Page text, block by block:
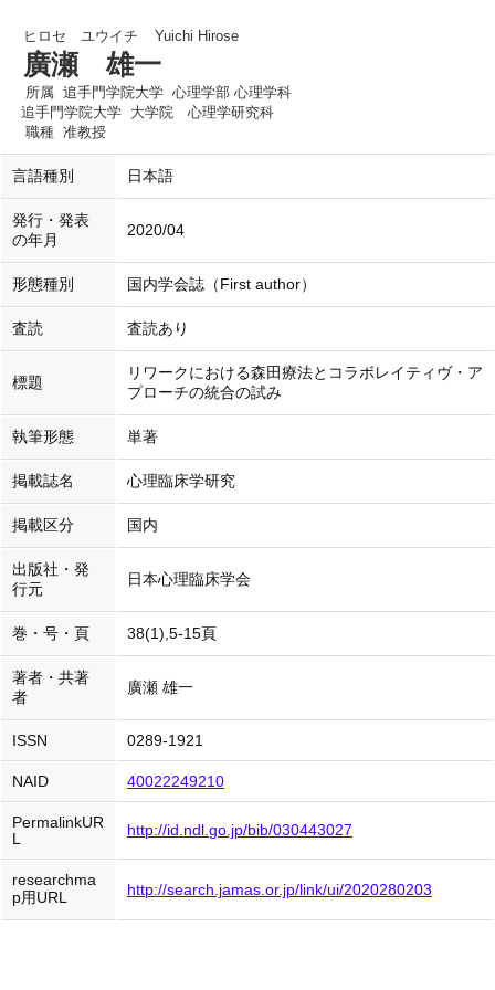
ヒロセ ユウイチ Yuichi Hirose
廣瀬 雄一
所属 追手門学院大学 心理学部 心理学科
追手門学院大学 大学院 心理学研究科
職種 准教授
言語種別 日本語
発行・発表
の年月
2020/04
形態種別 国内学会誌（First author）
査読 査読あり
標題
リワークにおける森田療法とコラボレイティヴ・ア
プローチの統合の試み
執筆形態 単著
掲載誌名 心理臨床学研究
掲載区分 国内
出版社・発
行元
日本心理臨床学会
巻・号・頁 38(1),5-15頁
著者・共著
者
廣瀬 雄一
ISSN 0289-1921
NAID 40022249210
PermalinkUR
L
http://id.ndl.go.jp/bib/030443027
researchma
p用URL
http://search.jamas.or.jp/link/ui/2020280203